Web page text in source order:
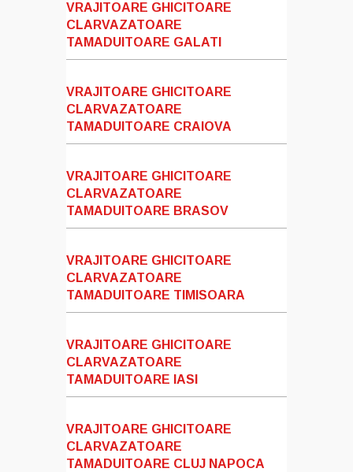
VRAJITOARE GHICITOARE
CLARVAZATOARE
TAMADUITOARE GALATI
VRAJITOARE GHICITOARE
CLARVAZATOARE
TAMADUITOARE CRAIOVA
VRAJITOARE GHICITOARE
CLARVAZATOARE
TAMADUITOARE BRASOV
VRAJITOARE GHICITOARE
CLARVAZATOARE
TAMADUITOARE TIMISOARA
VRAJITOARE GHICITOARE
CLARVAZATOARE
TAMADUITOARE IASI
VRAJITOARE GHICITOARE
CLARVAZATOARE
TAMADUITOARE CLUJ NAPOCA